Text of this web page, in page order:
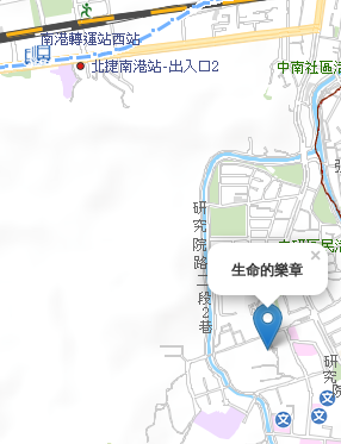
生命的樂章
×